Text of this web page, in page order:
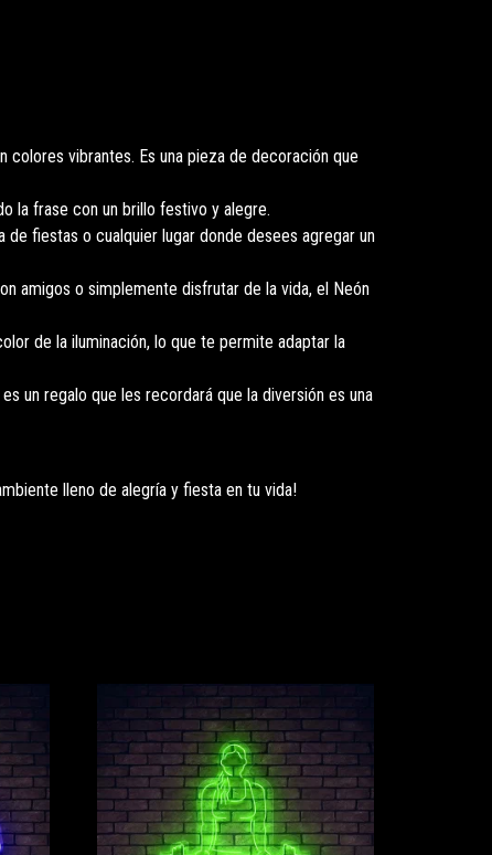
colores vibrantes. Es una pieza de decoración que
la frase con un brillo festivo y alegre.
fiestas o cualquier lugar donde desees agregar un
amigos o simplemente disfrutar de la vida, el Neón
de la iluminación, lo que te permite adaptar la
un regalo que les recordará que la diversión es una
lleno de alegría y fiesta en tu vida!